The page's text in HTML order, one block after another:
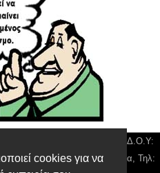
cookies για να
Orion Media, ΑΦΜ: 043750542, Δ.Ο.Υ:
Τιουσόν 31 τ.κ 42132 Τρίκαλα, Τηλ: